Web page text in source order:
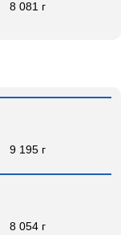
8 081 г
9 195 г
8 054 г